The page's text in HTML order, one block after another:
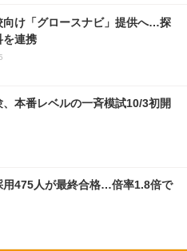
向け「グロースナビ」提供へ…探
を連携
、本番レベルの一斉模試10/3初開
用475人が最終合格…倍率1.8倍で